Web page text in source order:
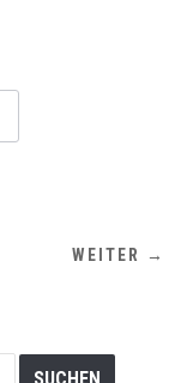
WEITER →